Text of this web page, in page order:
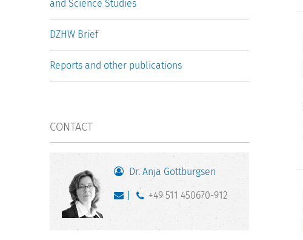
and Science Studies
DZHW Brief
Reports and other publications
CONTACT
Dr. Anja Gottburgsen
+49 511 450670-912